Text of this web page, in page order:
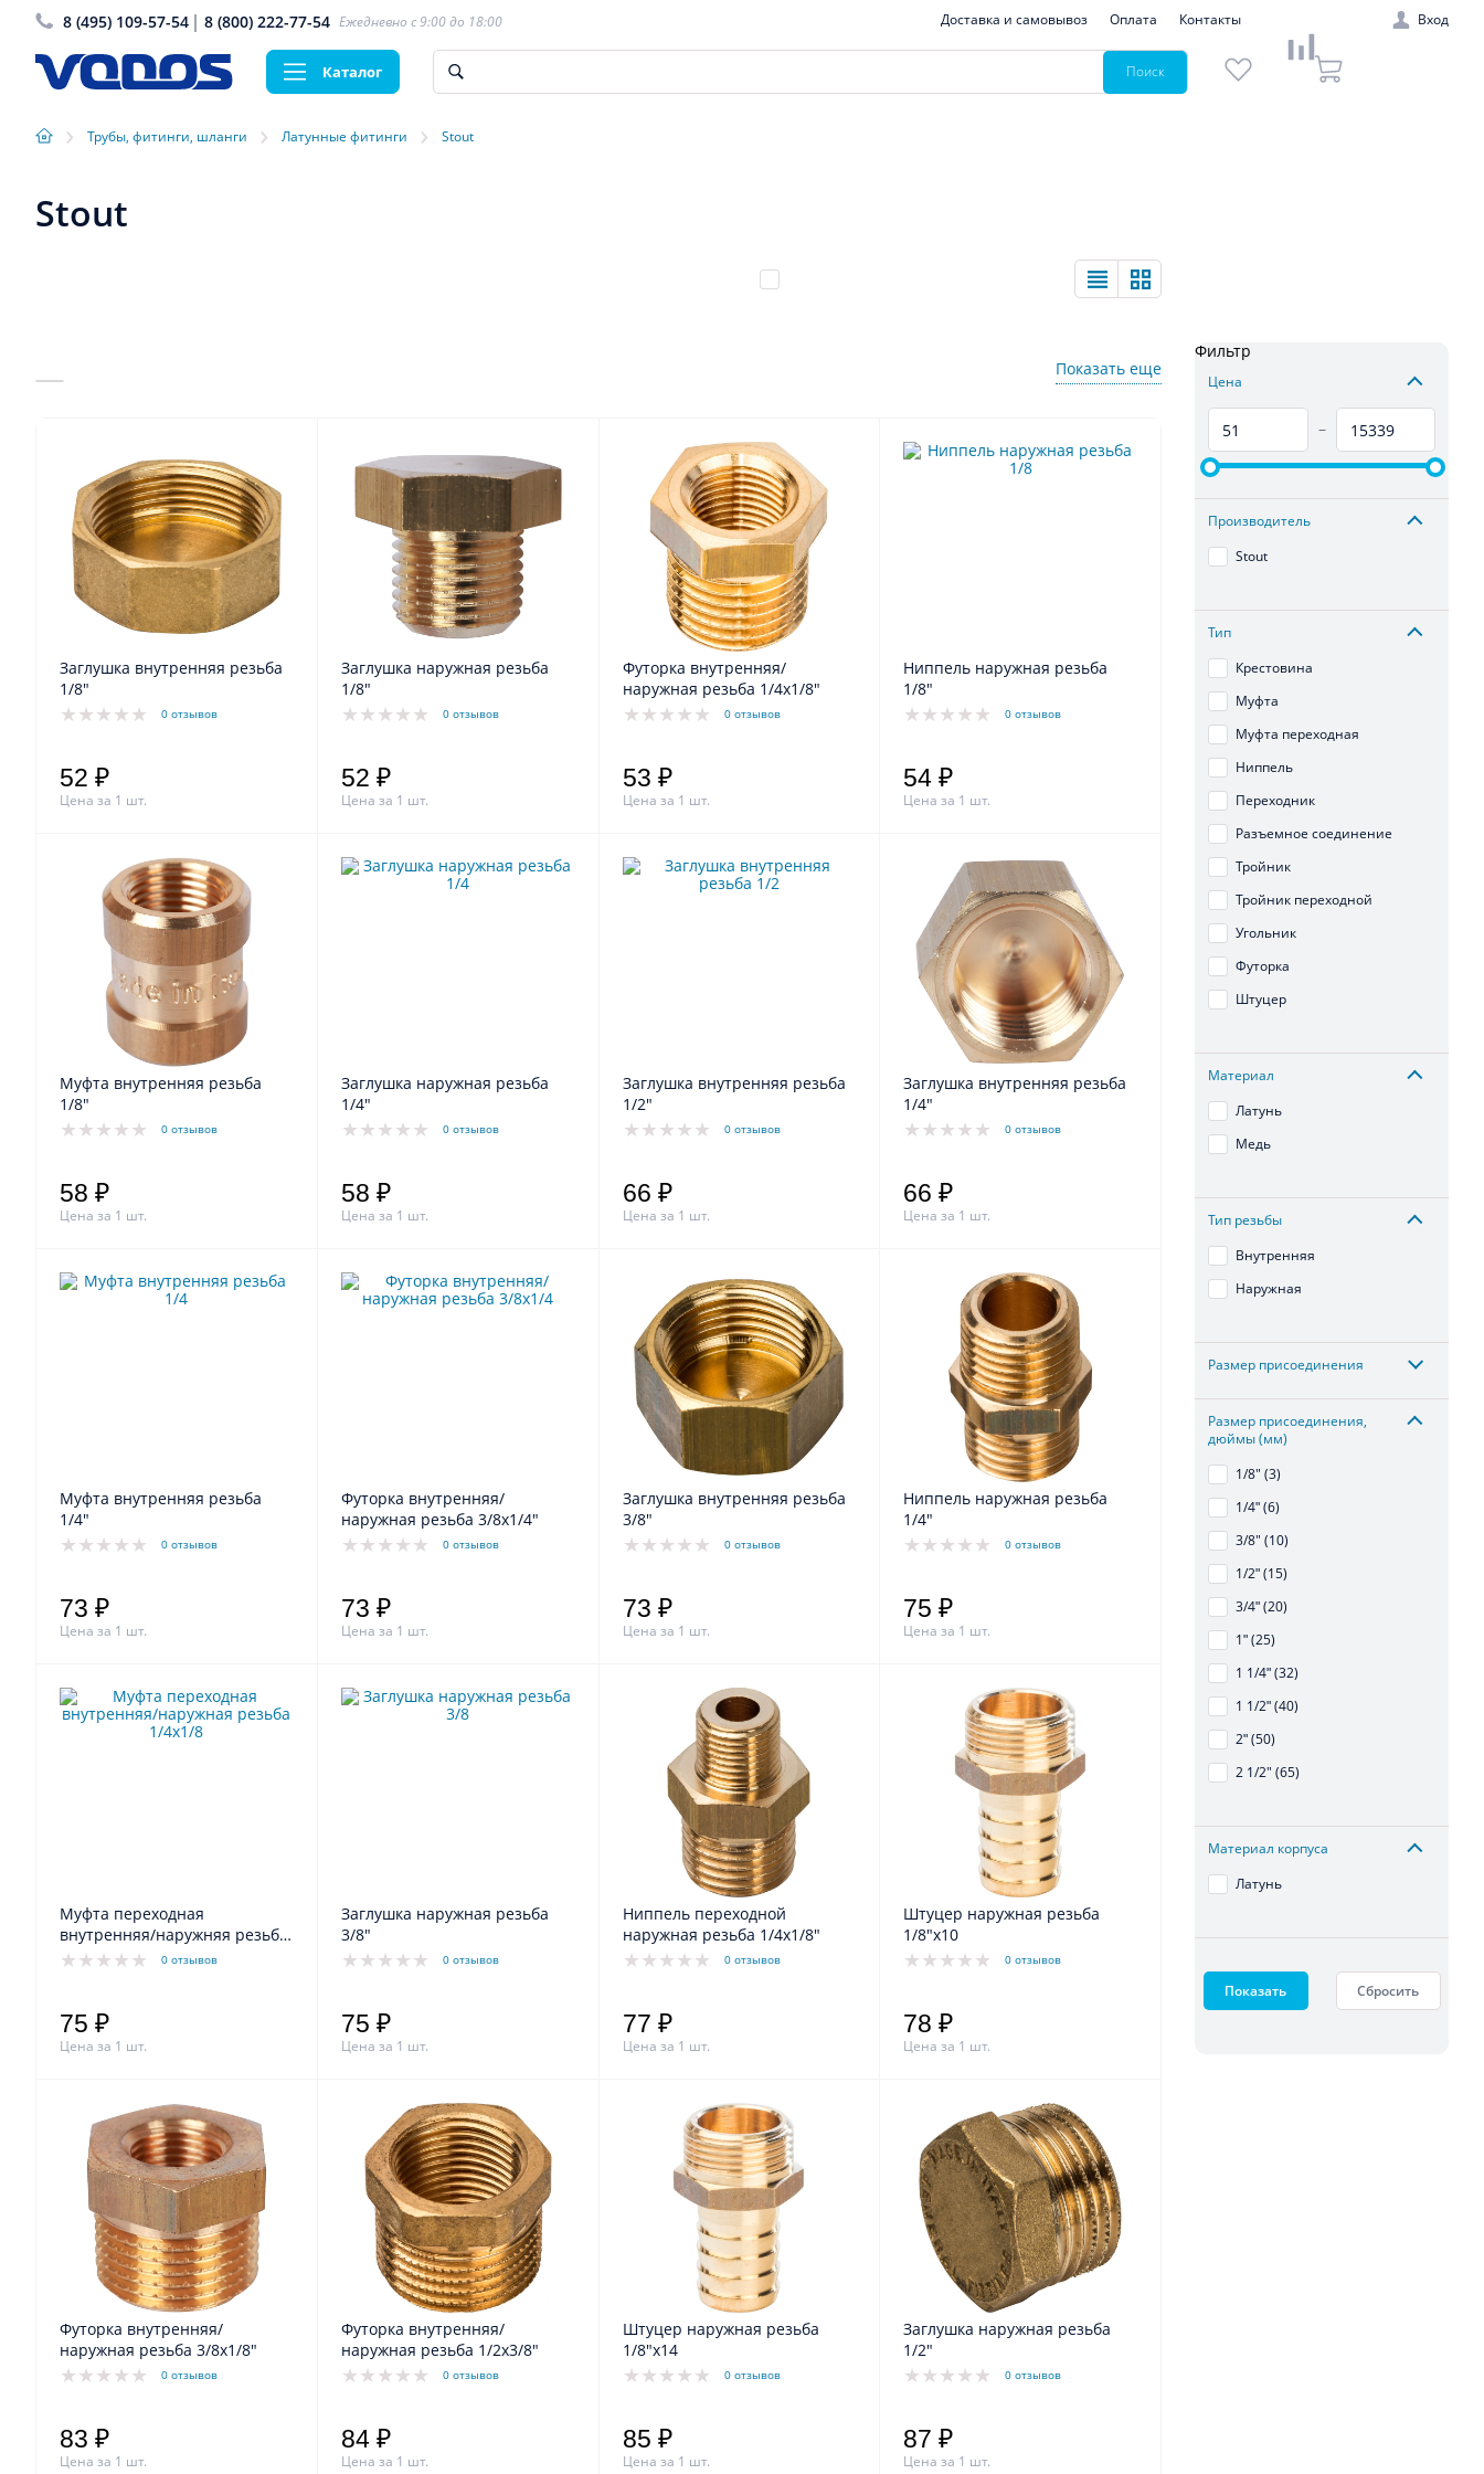
8 (495) 109-57-54 8 (800) 222-77-54 Ежедневно с 9:00 до 18:00 Доставка и самовывоз Оплата Контакты Вход
Каталог Поиск
› Трубы, фитинги, шланги › Латунные фитинги › Stout
Stout
Показать еще
Заглушка внутренняя резьба
1/8"
0 отзывов
52 ₽
Цена за 1 шт.
Заглушка наружная резьба
1/8"
0 отзывов
52 ₽
Цена за 1 шт.
Футорка внутренняя/
наружная резьба 1/4х1/8"
0 отзывов
53 ₽
Цена за 1 шт.
Ниппель наружная резьба
1/8"
0 отзывов
54 ₽
Цена за 1 шт.
Муфта внутренняя резьба
1/8"
0 отзывов
58 ₽
Цена за 1 шт.
Заглушка наружная резьба
1/4"
0 отзывов
58 ₽
Цена за 1 шт.
Заглушка внутренняя резьба
1/2"
0 отзывов
66 ₽
Цена за 1 шт.
Заглушка внутренняя резьба
1/4"
0 отзывов
66 ₽
Цена за 1 шт.
Муфта внутренняя резьба
1/4"
0 отзывов
73 ₽
Цена за 1 шт.
Футорка внутренняя/
наружная резьба 3/8х1/4"
0 отзывов
73 ₽
Цена за 1 шт.
Заглушка внутренняя резьба
3/8"
0 отзывов
73 ₽
Цена за 1 шт.
Ниппель наружная резьба
1/4"
0 отзывов
75 ₽
Цена за 1 шт.
Муфта переходная
внутренняя/наружняя резьба
1/4х1/8"
0 отзывов
75 ₽
Цена за 1 шт.
Заглушка наружная резьба
3/8"
0 отзывов
75 ₽
Цена за 1 шт.
Ниппель переходной
наружная резьба 1/4х1/8"
0 отзывов
77 ₽
Цена за 1 шт.
Штуцер наружная резьба
1/8"х10
0 отзывов
78 ₽
Цена за 1 шт.
Футорка внутренняя/
наружная резьба 3/8х1/8"
0 отзывов
83 ₽
Цена за 1 шт.
Футорка внутренняя/
наружная резьба 1/2х3/8"
0 отзывов
84 ₽
Цена за 1 шт.
Штуцер наружная резьба
1/8"х14
0 отзывов
85 ₽
Цена за 1 шт.
Заглушка наружная резьба
1/2"
0 отзывов
87 ₽
Цена за 1 шт.
Фильтр
Цена
–
Производитель
Stout
Тип
Крестовина
Муфта
Муфта переходная
Ниппель
Переходник
Разъемное соединение
Тройник
Тройник переходной
Угольник
Футорка
Штуцер
Материал
Латунь
Медь
Тип резьбы
Внутренняя
Наружная
Размер присоединения
Размер присоединения,
дюймы (мм)
1/8" (3)
1/4ʺ (6)
3/8" (10)
1/2ʺ (15)
3/4ʺ (20)
1ʺ (25)
1 1/4ʺ (32)
1 1/2ʺ (40)
2ʺ (50)
2 1/2" (65)
Материал корпуса
Латунь
Показать Сбросить